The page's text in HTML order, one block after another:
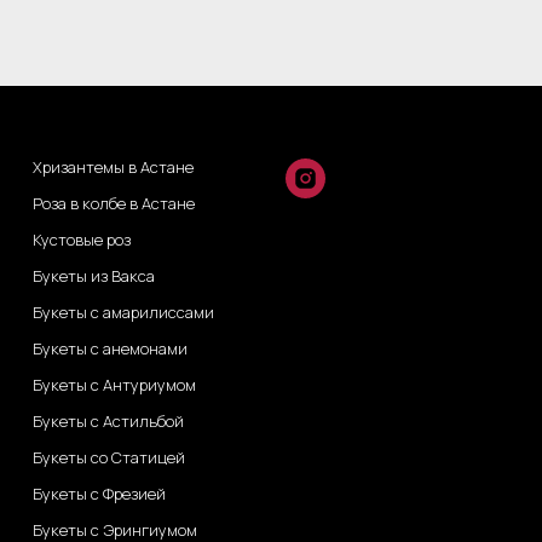
Хризантемы в Астане
Роза в колбе в Астане
Кустовые роз
Букеты из Вакса
Букеты с амарилиссами
Букеты с анемонами
Букеты с Антуриумом
Букеты с Астильбой
Букеты со Статицей
Букеты с Фрезией
Букеты с Эрингиумом